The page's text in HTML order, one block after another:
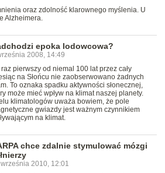
oraz zdolność klarownego myślenia. U
Alzheimera.
epoka lodowcowa?
2008, 14:49
raz pierwszy od niemal 100 lat przez cały
na Słońcu nie zaobserwowano żadnych
To oznaka spadku aktywności słonecznej,
może mieć wpływ na klimat naszej planety.
klimatologów uważa bowiem, że pole
gwiazdy jest ważnym czynnikiem
na klimat.
chce zdalnie stymulować mózgi
2010, 12:01